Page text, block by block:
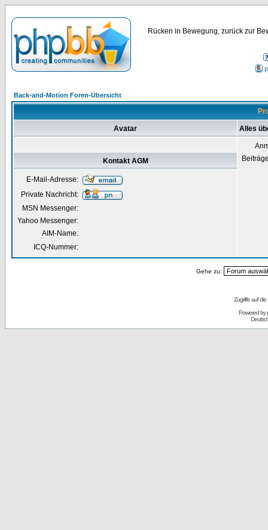
Rücken in Bewegung, zurück zur
Back-and-Motion Foren-Übersicht
Avatar Alles
Kontakt AGM
E-Mail-Adresse:
Private Nachricht:
MSN Messenger:
Yahoo Messenger:
AIM-Name:
ICQ-Nummer:
Gehe zu:
Zugriffe auf
Powered by